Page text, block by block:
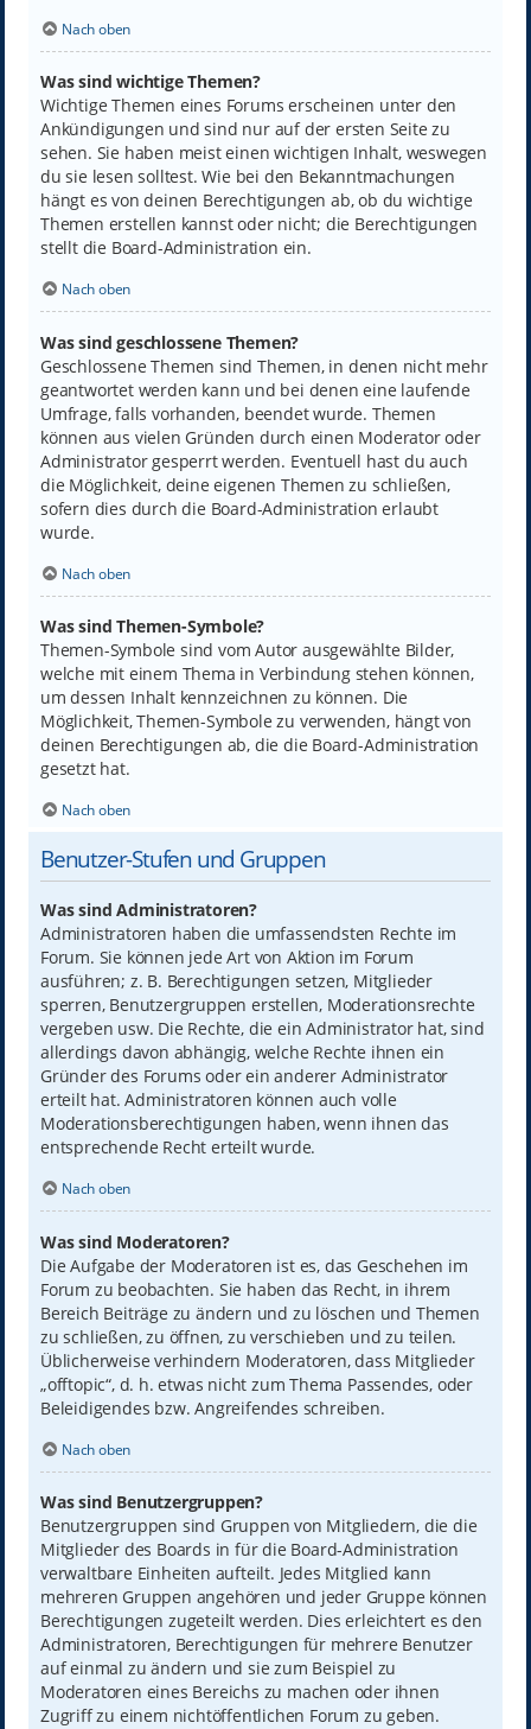
Nach oben
Was sind wichtige Themen?
Wichtige Themen eines Forums erscheinen unter den
Ankündigungen und sind nur auf der ersten Seite zu
sehen. Sie haben meist einen wichtigen Inhalt, weswegen
du sie lesen solltest. Wie bei den Bekanntmachungen
hängt es von deinen Berechtigungen ab, ob du wichtige
Themen erstellen kannst oder nicht; die Berechtigungen
stellt die Board-Administration ein.
Nach oben
Was sind geschlossene Themen?
Geschlossene Themen sind Themen, in denen nicht mehr
geantwortet werden kann und bei denen eine laufende
Umfrage, falls vorhanden, beendet wurde. Themen
können aus vielen Gründen durch einen Moderator oder
Administrator gesperrt werden. Eventuell hast du auch
die Möglichkeit, deine eigenen Themen zu schließen,
sofern dies durch die Board-Administration erlaubt
wurde.
Nach oben
Was sind Themen-Symbole?
Themen-Symbole sind vom Autor ausgewählte Bilder,
welche mit einem Thema in Verbindung stehen können,
um dessen Inhalt kennzeichnen zu können. Die
Möglichkeit, Themen-Symbole zu verwenden, hängt von
deinen Berechtigungen ab, die die Board-Administration
gesetzt hat.
Nach oben
Benutzer-Stufen und Gruppen
Was sind Administratoren?
Administratoren haben die umfassendsten Rechte im
Forum. Sie können jede Art von Aktion im Forum
ausführen; z. B. Berechtigungen setzen, Mitglieder
sperren, Benutzergruppen erstellen, Moderationsrechte
vergeben usw. Die Rechte, die ein Administrator hat, sind
allerdings davon abhängig, welche Rechte ihnen ein
Gründer des Forums oder ein anderer Administrator
erteilt hat. Administratoren können auch volle
Moderationsberechtigungen haben, wenn ihnen das
entsprechende Recht erteilt wurde.
Nach oben
Was sind Moderatoren?
Die Aufgabe der Moderatoren ist es, das Geschehen im
Forum zu beobachten. Sie haben das Recht, in ihrem
Bereich Beiträge zu ändern und zu löschen und Themen
zu schließen, zu öffnen, zu verschieben und zu teilen.
Üblicherweise verhindern Moderatoren, dass Mitglieder
„offtopic“, d. h. etwas nicht zum Thema Passendes, oder
Beleidigendes bzw. Angreifendes schreiben.
Nach oben
Was sind Benutzergruppen?
Benutzergruppen sind Gruppen von Mitgliedern, die die
Mitglieder des Boards in für die Board-Administration
verwaltbare Einheiten aufteilt. Jedes Mitglied kann
mehreren Gruppen angehören und jeder Gruppe können
Berechtigungen zugeteilt werden. Dies erleichtert es den
Administratoren, Berechtigungen für mehrere Benutzer
auf einmal zu ändern und sie zum Beispiel zu
Moderatoren eines Bereichs zu machen oder ihnen
Zugriff zu einem nichtöffentlichen Forum zu geben.